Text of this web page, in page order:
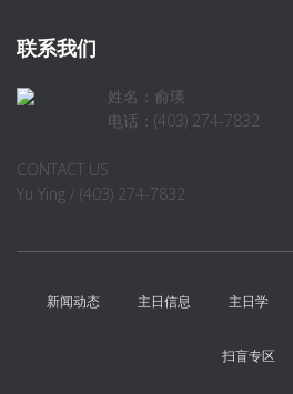
联系我们
姓名：俞瑛
电话：(403) 274-7832
CONTACT US
Yu Ying / (403) 274-7832
新闻动态 主日信息 主日学
扫盲专区